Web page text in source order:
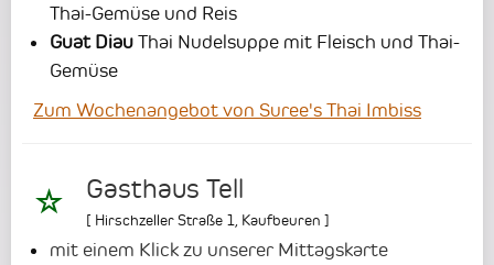
Thai-Gemüse und Reis
Guat Diau Thai Nudelsuppe mit Fleisch und Thai-
Gemüse
Zum Wochenangebot von Suree's Thai Imbiss
Gasthaus Tell
[ Hirschzeller Straße 1 Kaufbeuren ]
mit einem Klick zu unserer Mittagskarte